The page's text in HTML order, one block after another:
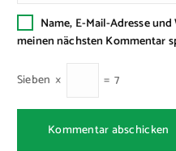
Name, E-Mail-Adresse
meinen nächsten Kommentar
Sieben × = 7